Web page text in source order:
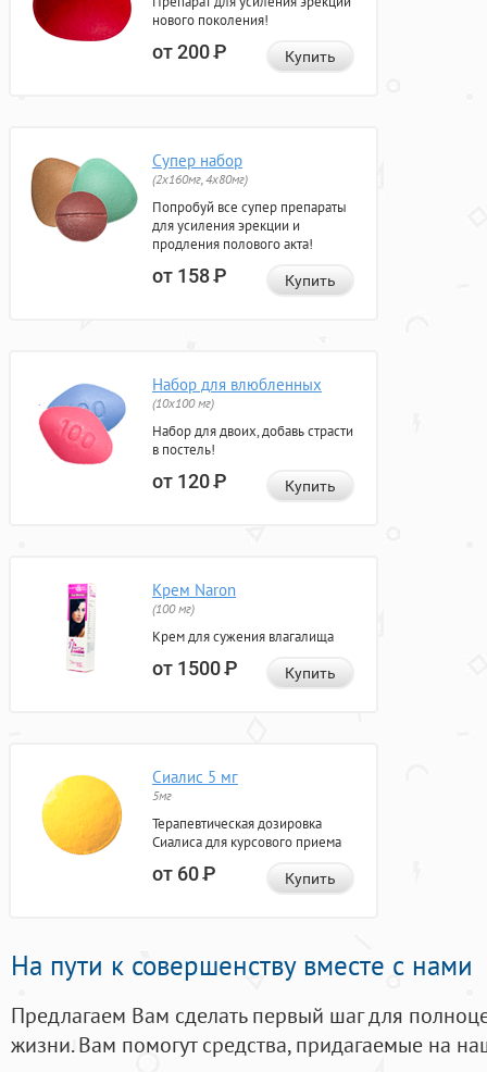
нового поколения!
от 200Р Купить
Супер набор
(2х160мг, 4х80мг)
Попробуй все супер препараты
для усиления эрекции и
продления полового акта!
от 158Р Купить
Набор для влюбленных
(10х100 мг)
Набор для двоих, добавь страсти
в постель!
от 120Р Купить
Крем Naron
(100 мг)
Крем для сужения влагалища
от 1500Р Купить
Сиалис 5 мг
5мг
Терапевтическая дозировка
Сиалиса для курсового приема
от 60Р Купить
На пути к совершенству вместе с нами
Предлагаем Вам сделать первый шаг для
жизни. Вам помогут средства, придагаемые на